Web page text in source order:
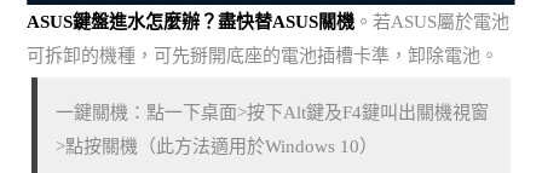
ASUS鍵盤進水怎麼辦？盡快替ASUS關機 。若ASUS屬於電池
可拆卸的機種，可先掰開底座的電池插槽卡準，卸除電池。
一鍵關機：點一下桌面>按下Alt鍵及F4鍵叫出關機視窗
>點按關機（此方法適用於Windows 10）